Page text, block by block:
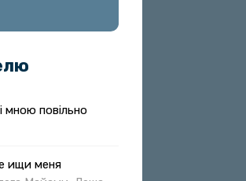
мною повільно
ищи меня